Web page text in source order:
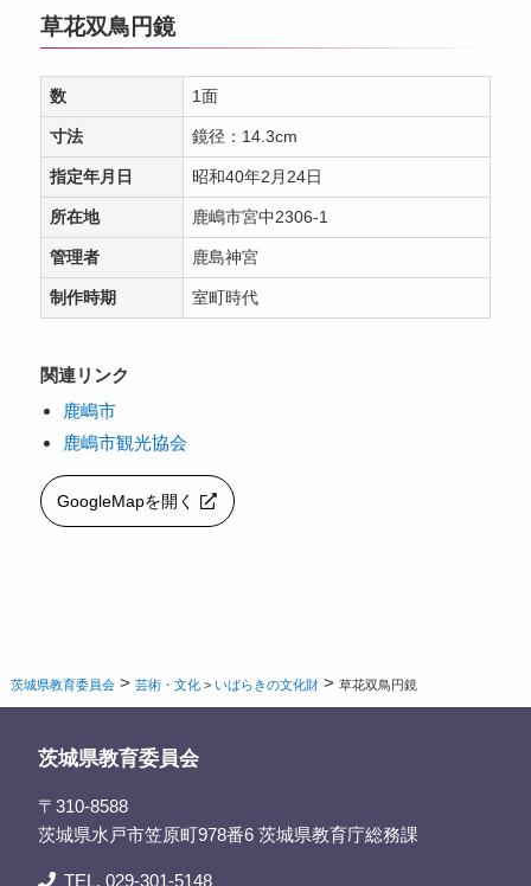
草花双鳥円鏡
数 1面
寸法 鏡径：14.3cm
指定年月日 昭和40年2月24日
所在地 鹿嶋市宮中2306-1
管理者 鹿島神宮
制作時期 室町時代
関連リンク
鹿嶋市
鹿嶋市観光協会
GoogleMapを開く
茨城県教育委員会 >芸術・文化 > いばらきの文化財 >草花双鳥円鏡
茨城県教育委員会
〒310-8588
茨城県水戸市笠原町978番6 茨城県教育庁総務課
TEL. 029-301-5148